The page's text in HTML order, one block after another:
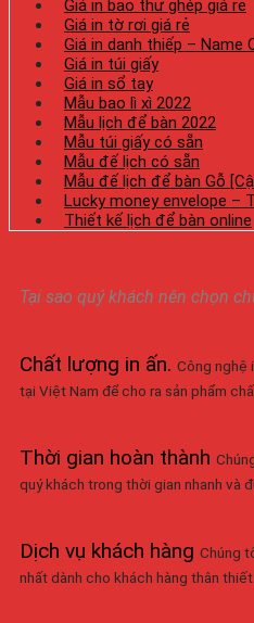
Giá in bao thư ghép giá rẻ
Giá in tờ rơi giá rẻ
Giá in danh thiếp – Name
Giá in túi giấy
Giá in sổ tay
Mẫu bao lì xì 2022
Mẫu lịch để bàn 2022
Mẫu túi giấy có sẵn
Mẫu đế lịch có sẵn
Mẫu đế lịch để bàn Gỗ
Lucky money envelope –
Thiết kế lịch để bàn online
Tại sao quý khách nên chọn
Chất lượng in ấn. Công nghệ
tại Việt Nam để cho ra sản phẩm
Thời gian hoàn thành
quý khách trong thời gian nhanh và
Dịch vụ khách hàng Chúng
nhất dành cho khách hàng thân thiết.